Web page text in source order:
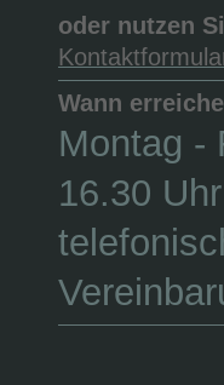
oder nutzen
Wann
Montag -
16.30